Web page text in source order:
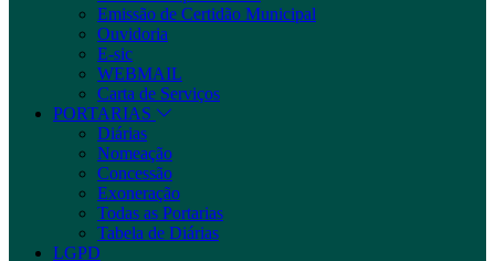
Emissão de Certidão Municipal
Ouvidoria
E-sic
WEBMAIL
Carta de Serviços
PORTARIAS
Diárias
Nomeação
Concessão
Exoneração
Todas as Portarias
Tabela de Diárias
LGPD